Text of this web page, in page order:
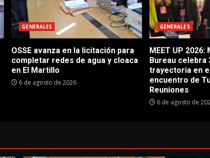
GENERALES
OSSE avanza en la licitación para
completar redes de agua y cloaca
en El Martillo
6 de agosto de 2026
GENERALES
MEET UP
Bureau celebra
trayectoria en
encuentro de
Reuniones
6 de agosto de